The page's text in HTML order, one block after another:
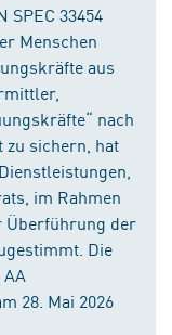
SPEC 33454
Menschen
aus
nach
zu sichern, hat
im Rahmen
Überführung der
Die
28. Mai 2026